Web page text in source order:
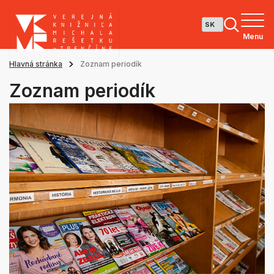
Menu
Hlavná stránka Zoznam periodík
Zoznam periodík